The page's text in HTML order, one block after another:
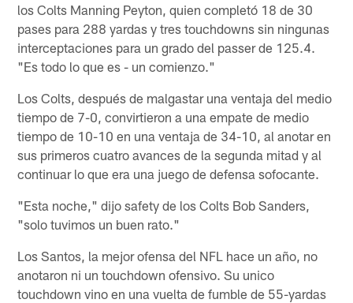
los Colts Manning Peyton, quien completó 18 de 30
pases para 288 yardas y tres touchdowns sin ningunas
interceptaciones para un grado del passer de 125.4.
"Es todo lo que es - un comienzo."
Los Colts, después de malgastar una ventaja del medio
tiempo de 7-0, convirtieron a una empate de medio
tiempo de 10-10 en una ventaja de 34-10, al anotar en
sus primeros cuatro avances de la segunda mitad y al
continuar lo que era una juego de defensa sofocante.
"Esta noche," dijo safety de los Colts Bob Sanders,
"solo tuvimos un buen rato."
Los Santos, la mejor ofensa del NFL hace un año, no
anotaron ni un touchdown ofensivo. Su unico
touchdown vino en una vuelta de fumble de 55-yardas